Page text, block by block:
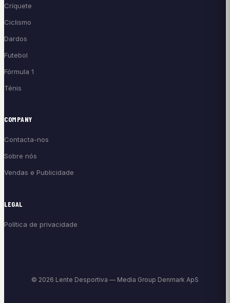
Críquete
Ciclismo
Dardos
Futebol
Fórmula 1
Ténis
COMPANY
Contacta-nos
Sobre nós
Vendas e Publicidade
LEGAL
Política de privacidade
© 2026 Lente Desportiva — Media Group Denmark ApS